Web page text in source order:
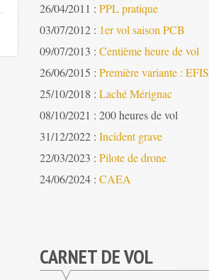
26/04/2011 :PPL pratique
03/07/2012 : 1er vol saison PCB
09/07/2013 :Centième heure de vol
26/06/2015 :Première variante : EFIS
25/10/2018 :Laché Mérignac
08/10/2021 : 200 heures de vol
31/12/2022 :Incident grave
22/03/2023 :Pilote de drone
24/06/2024 :CAEA
CARNET DE VOL